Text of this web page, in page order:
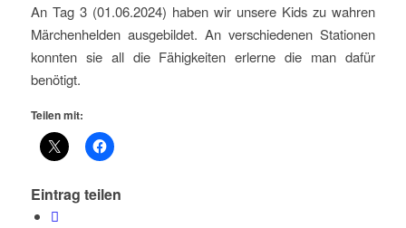
An Tag 3 (01.06.2024) haben wir unsere Kids zu wahren
Märchenhelden ausgebildet. An verschiedenen Stationen
konnten sie all die Fähigkeiten erlerne die man dafür
benötigt.
Teilen mit:
Eintrag teilen